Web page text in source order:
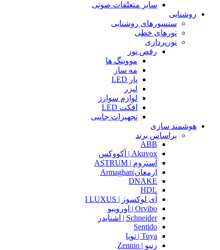
سایر متعلقات صوتی
روشنایی
سنسورهای روشنایی
نورهای خطی
نورپردازی
رقص نور
مووینگ ها
مه ساز
پار LED
لیزر
لوازم سوارز
افکت LED
تجهیزات جانبی
هوشمند سازی
براساس برند
ABB
Akuvox | آکووکس
آستروم | ASTRUM
ارمغان|Armaghan
DNAKE
HDL
آی لوکسوز | I LUXUS
Orvibo | اورویبو
Schneider | اشنایدر
Sentido
Tuya | تویا
زنیو | Zennio